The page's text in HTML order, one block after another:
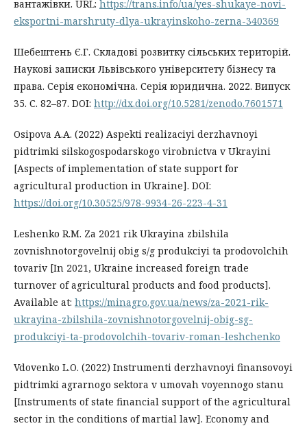
вантажівки. URL: https://trans.info/ua/yes-shukaye-novi-
eksportni-marshruty-dlya-ukrayinskoho-zerna-340369
Шебештень Є.Г. Складові розвитку сільських територій.
Наукові записки Львівського університету бізнесу та
права. Серія економічна. Серія юридична. 2022. Випуск
35. С. 82–87. DOI: http://dx.doi.org/10.5281/zenodo.7601571
Osipova A.A. (2022) Aspekti realizaciyi derzhavnoyi
pidtrimki silskogospodarskogo virobnictva v Ukrayini
[Aspects of implementation of state support for
agricultural production in Ukraine]. DOI:
https://doi.org/10.30525/978-9934-26-223-4-31
Leshenko R.M. Za 2021 rik Ukrayina zbilshila
zovnishnotorgovelnij obig s/g produkciyi ta prodovolchih
tovariv [In 2021, Ukraine increased foreign trade
turnover of agricultural products and food products].
Available at: https://minagro.gov.ua/news/za-2021-rik-
ukrayina-zbilshila-zovnishnotorgovelnij-obig-sg-
produkciyi-ta-prodovolchih-tovariv-roman-leshchenko
Vdovenko L.O. (2022) Instrumenti derzhavnoyi finansovoyi
pidtrimki agrarnogo sektora v umovah voyennogo stanu
[Instruments of state financial support of the agricultural
sector in the conditions of martial law]. Economy and